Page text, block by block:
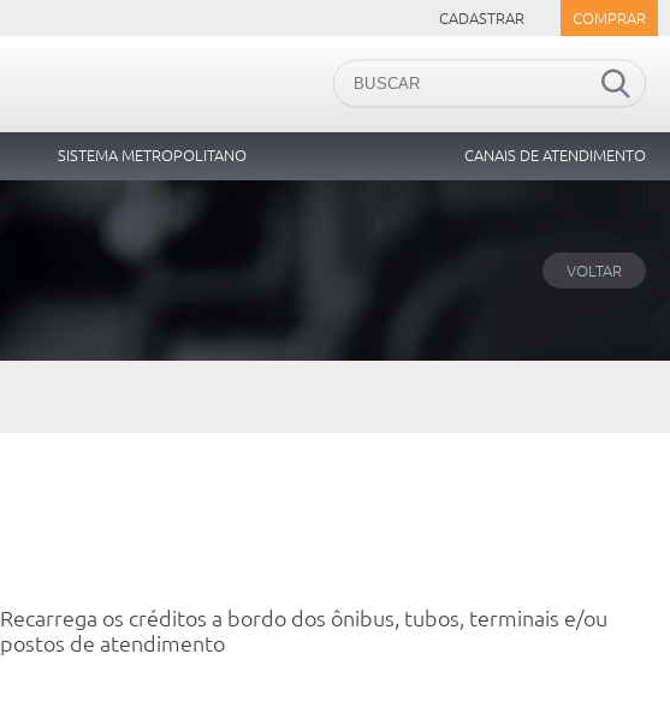
CADASTRAR COMPRAR
SISTEMA METROPOLITANO CANAIS DE ATENDIMENTO
VOLTAR
Recarrega os créditos a bordo dos ônibus, tubos, terminais e/ou
postos de atendimento